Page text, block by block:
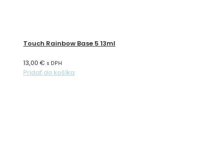
Touch Rainbow Base 5 13ml
13,00 € s DPH
Pridať do košíka